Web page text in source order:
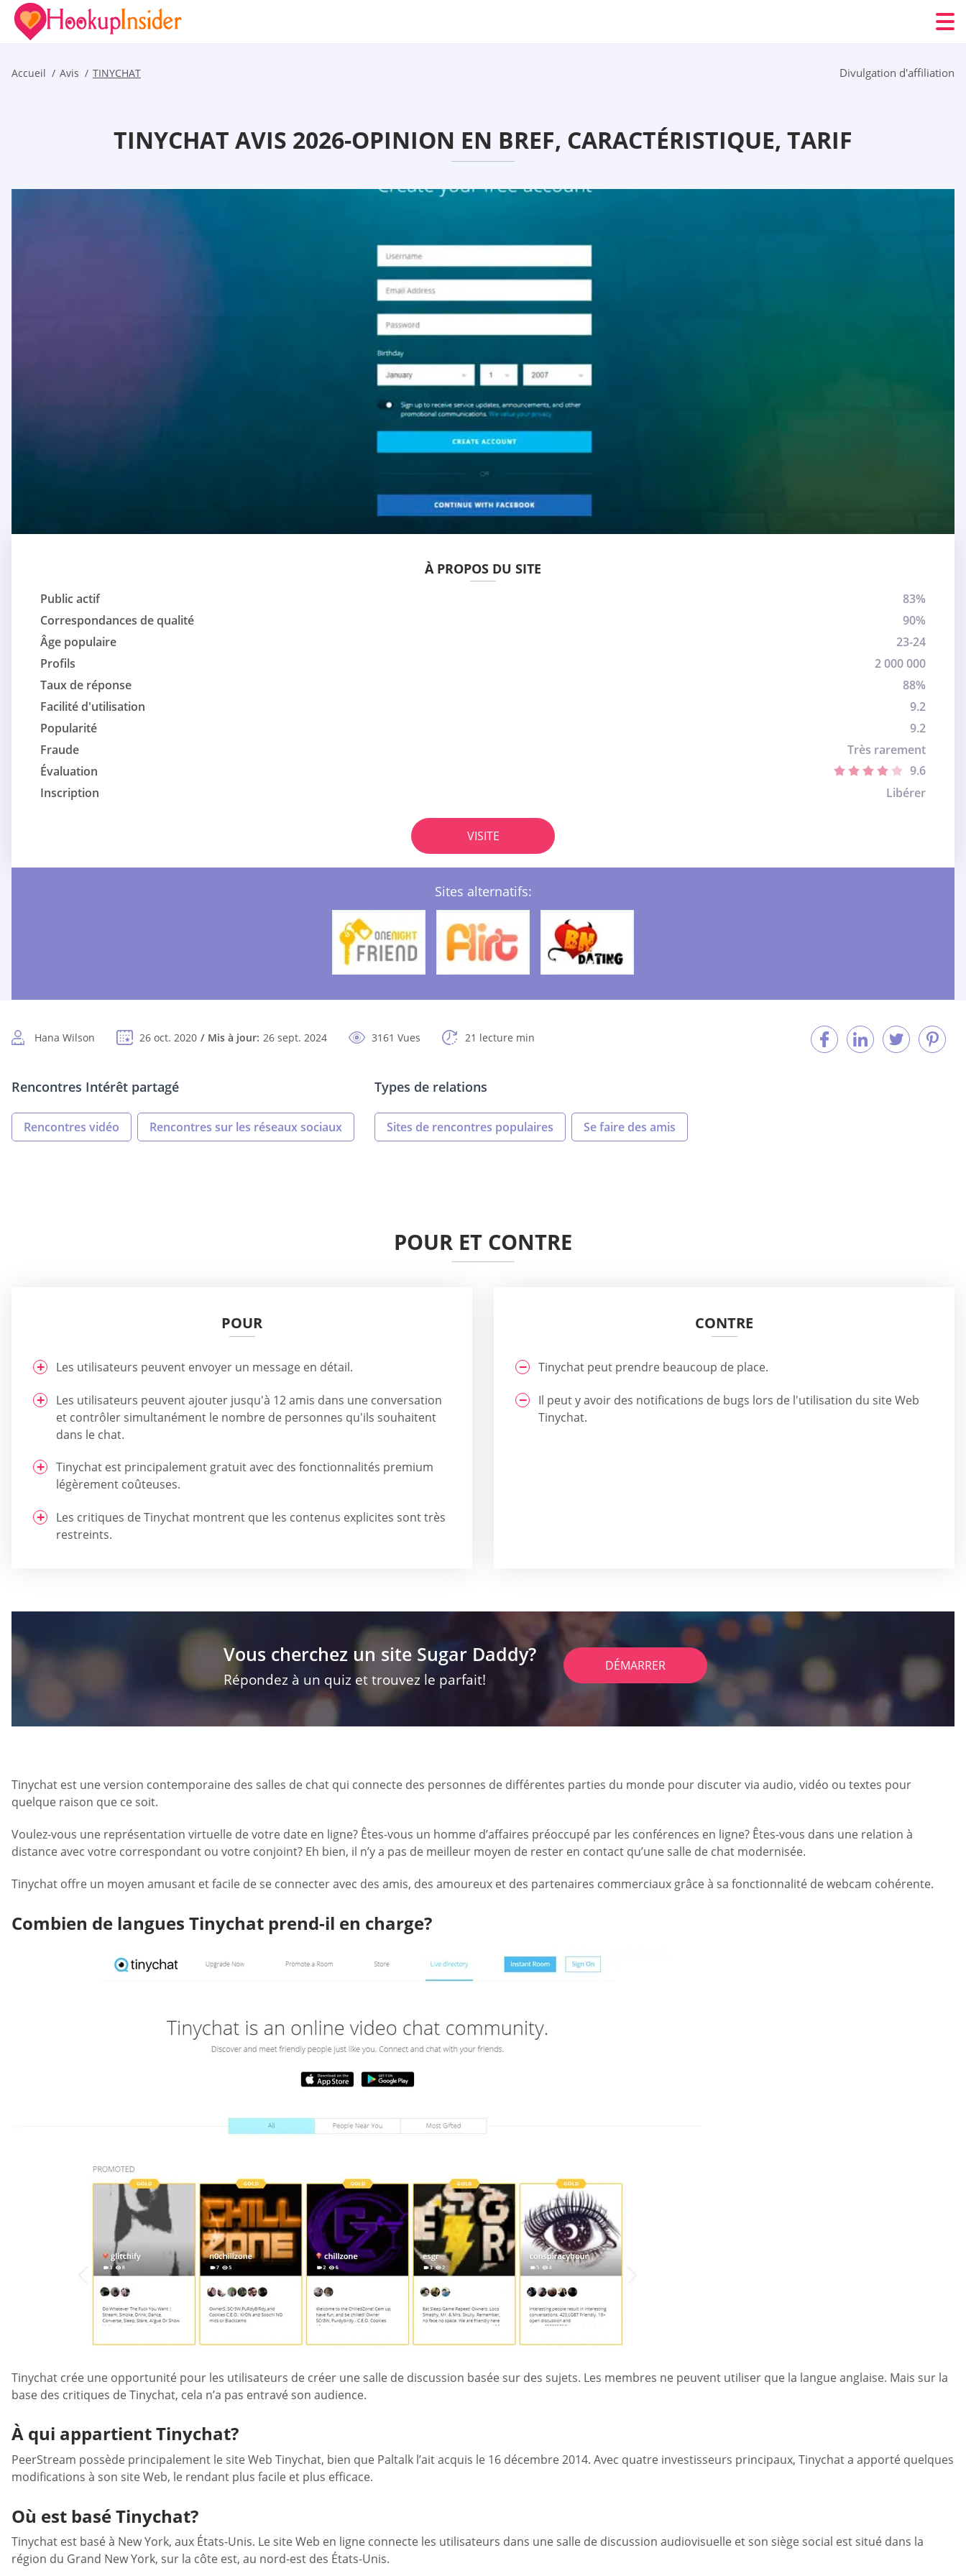
Accueil Avis TINYCHAT Divulgation d'affiliation
TINYCHAT AVIS 2026-OPINION EN BREF, CARACTÉRISTIQUE, TARIF
À PROPOS DU SITE
Public actif
83%
Correspondances de qualité
90%
Âge populaire
23-24
Profils
2 000 000
Taux de réponse
88%
Facilité d'utilisation
9.2
Popularité
9.2
Fraude
Très rarement
Évaluation
9.6
Inscription
Libérer
VISITE
Sites alternatifs:
Hana Wilson 26 oct. 2020 Mis à jour: 26 sept. 2024 3161 Vues 21 lecture min
Rencontres Intérêt partagé
Rencontres vidéo Rencontres sur les réseaux sociaux
Types de relations
Sites de rencontres populaires Se faire des amis
POUR ET CONTRE
POUR
Les utilisateurs peuvent envoyer un message en détail.
Les utilisateurs peuvent ajouter jusqu'à 12 amis dans une conversation
et contrôler simultanément le nombre de personnes qu'ils souhaitent
dans le chat.
Tinychat est principalement gratuit avec des fonctionnalités premium
légèrement coûteuses.
Les critiques de Tinychat montrent que les contenus explicites sont très
restreints.
CONTRE
Tinychat peut prendre beaucoup de place.
Il peut y avoir des notifications de bugs lors de l'utilisation du site Web
Tinychat.
Vous cherchez un site Sugar Daddy?
Répondez à un quiz et trouvez le parfait!
DÉMARRER
Tinychat est une version contemporaine des salles de chat qui connecte des personnes de différentes parties du monde pour discuter via audio, vidéo ou textes pour
quelque raison que ce soit.
Voulez-vous une représentation virtuelle de votre date en ligne? Êtes-vous un homme d’affaires préoccupé par les conférences en ligne? Êtes-vous dans une relation à
distance avec votre correspondant ou votre conjoint? Eh bien, il n’y a pas de meilleur moyen de rester en contact qu’une salle de chat modernisée.
Tinychat offre un moyen amusant et facile de se connecter avec des amis, des amoureux et des partenaires commerciaux grâce à sa fonctionnalité de webcam cohérente.
Combien de langues Tinychat prend-il en charge?
Tinychat crée une opportunité pour les utilisateurs de créer une salle de discussion basée sur des sujets. Les membres ne peuvent utiliser que la langue anglaise. Mais sur la
base des critiques de Tinychat, cela n’a pas entravé son audience.
À qui appartient Tinychat?
PeerStream possède principalement le site Web Tinychat, bien que Paltalk l’ait acquis le 16 décembre 2014. Avec quatre investisseurs principaux, Tinychat a apporté quelques
modifications à son site Web, le rendant plus facile et plus efficace.
Où est basé Tinychat?
Tinychat est basé à New York, aux États-Unis. Le site Web en ligne connecte les utilisateurs dans une salle de discussion audiovisuelle et son siège social est situé dans la
région du Grand New York, sur la côte est, au nord-est des États-Unis.